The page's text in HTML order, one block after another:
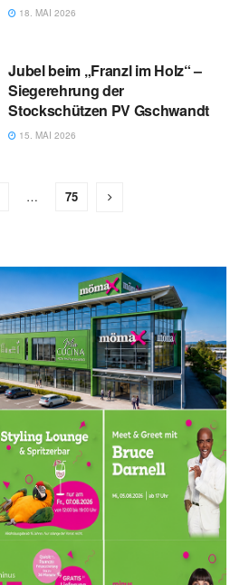
18. MAI 2026
Jubel beim „Franzl im Holz“ –
Siegerehrung der
Stockschützen PV Gschwandt
15. MAI 2026
… 75